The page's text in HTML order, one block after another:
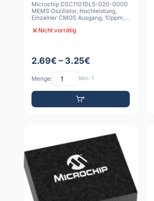
Microchip DSC1101DL5-020-0000
MEMS Oszillator, Hochleistung,
Einzelner CMOS Ausgang, 10ppm,
Nicht vorrätig
2.69€ – 3.25€
Menge: Min: 1